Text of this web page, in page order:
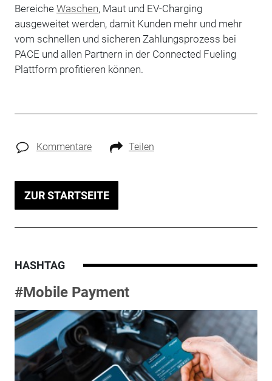
Bereiche Waschen, Maut und EV-Charging
ausgeweitet werden, damit Kunden mehr und mehr
vom schnellen und sicheren Zahlungsprozess bei
PACE und allen Partnern in der Connected Fueling
Plattform profitieren können.
Kommentare Teilen
ZUR STARTSEITE
HASHTAG
#Mobile Payment